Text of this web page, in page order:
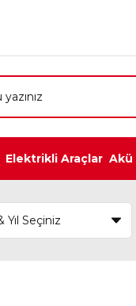
Elektrikli Araçlar Akü